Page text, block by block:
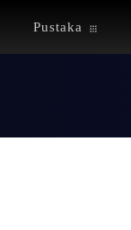
Pustaka